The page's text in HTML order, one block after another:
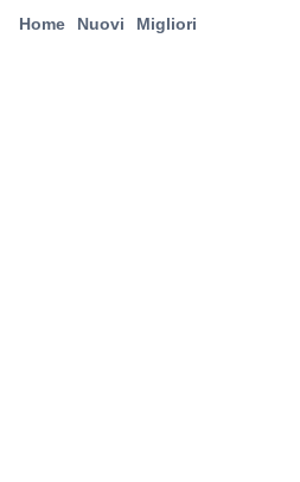
Home Nuovi Migliori